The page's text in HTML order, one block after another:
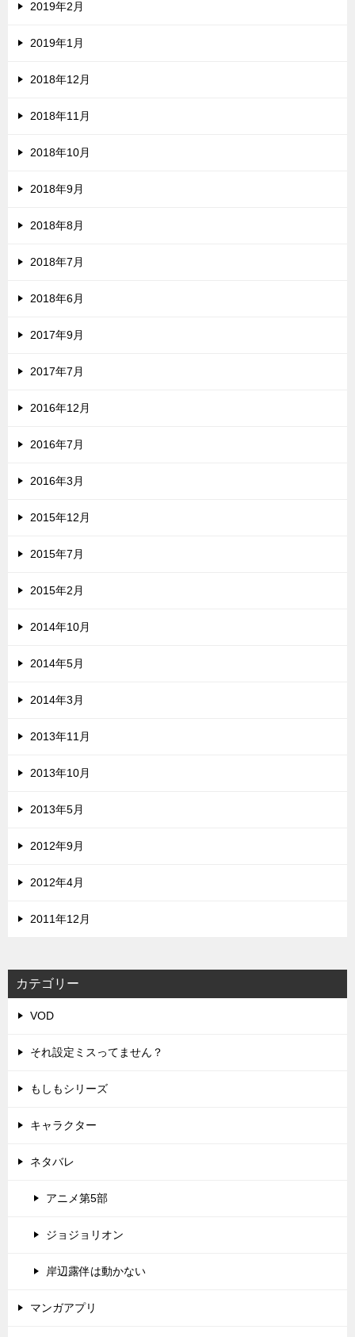
2019年2月
2019年1月
2018年12月
2018年11月
2018年10月
2018年9月
2018年8月
2018年7月
2018年6月
2017年9月
2017年7月
2016年12月
2016年7月
2016年3月
2015年12月
2015年7月
2015年2月
2014年10月
2014年5月
2014年3月
2013年11月
2013年10月
2013年5月
2012年9月
2012年4月
2011年12月
カテゴリー
VOD
それ設定ミスってません？
もしもシリーズ
キャラクター
ネタバレ
アニメ第5部
ジョジョリオン
岸辺露伴は動かない
マンガアプリ